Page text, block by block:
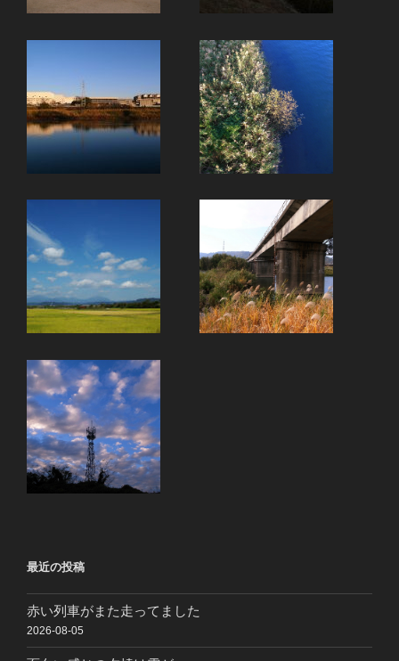
最近の投稿
赤い列車がまた走ってました
2026-08-05